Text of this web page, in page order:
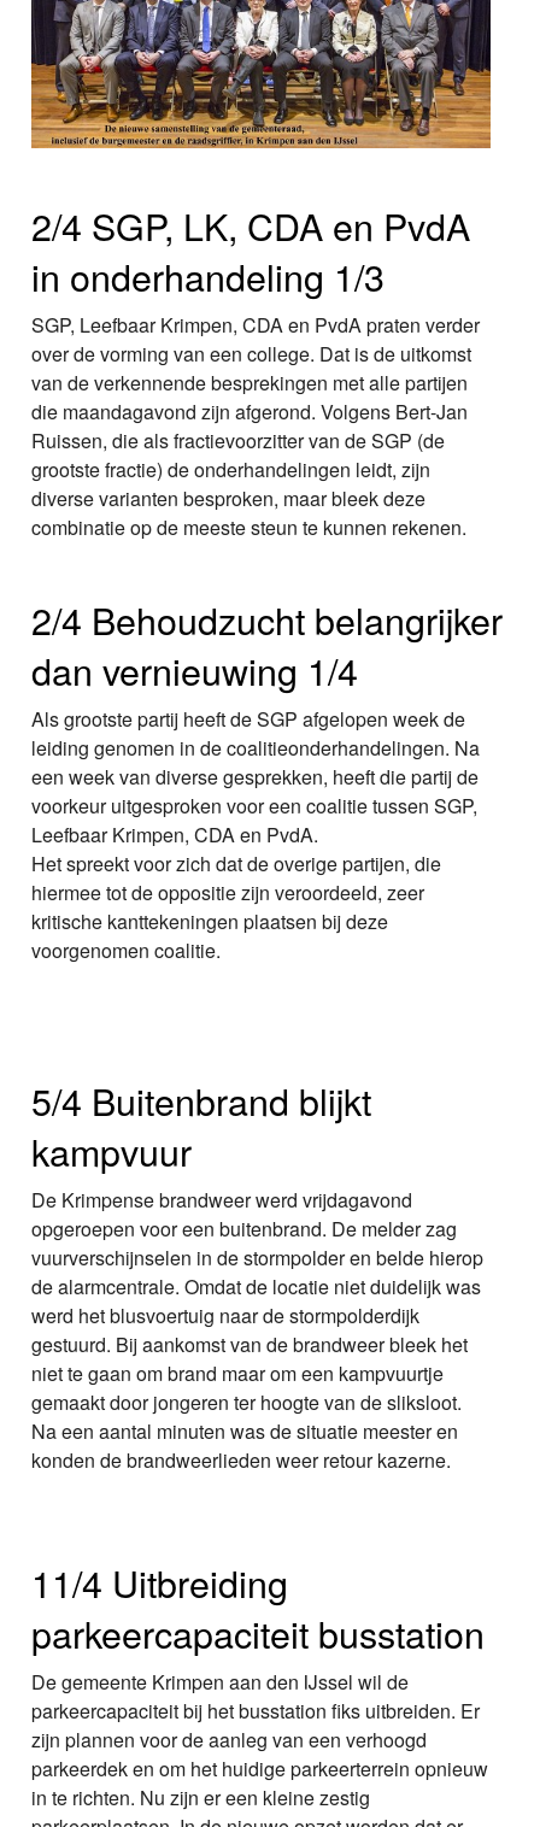
2/4 SGP, LK, CDA en PvdA
in onderhandeling 1/3
SGP, Leefbaar Krimpen, CDA en PvdA praten verder
over de vorming van een college. Dat is de uitkomst
van de verkennende besprekingen met alle partijen
die maandagavond zijn afgerond. Volgens Bert-Jan
Ruissen, die als fractievoorzitter van de SGP (de
grootste fractie) de onderhandelingen leidt, zijn
diverse varianten besproken, maar bleek deze
combinatie op de meeste steun te kunnen rekenen.
2/4 Behoudzucht belangrijker
dan vernieuwing 1/4
Als grootste partij heeft de SGP afgelopen week de
leiding genomen in de coalitieonderhandelingen. Na
een week van diverse gesprekken, heeft die partij de
voorkeur uitgesproken voor een coalitie tussen SGP,
Leefbaar Krimpen, CDA en PvdA.
Het spreekt voor zich dat de overige partijen, die
hiermee tot de oppositie zijn veroordeeld, zeer
kritische kanttekeningen plaatsen bij deze
voorgenomen coalitie.
5/4 Buitenbrand blijkt
kampvuur
De Krimpense brandweer werd vrijdagavond
opgeroepen voor een buitenbrand. De melder zag
vuurverschijnselen in de stormpolder en belde hierop
de alarmcentrale. Omdat de locatie niet duidelijk was
werd het blusvoertuig naar de stormpolderdijk
gestuurd. Bij aankomst van de brandweer bleek het
niet te gaan om brand maar om een kampvuurtje
gemaakt door jongeren ter hoogte van de sliksloot.
Na een aantal minuten was de situatie meester en
konden de brandweerlieden weer retour kazerne.
11/4 Uitbreiding
parkeercapaciteit busstation
De gemeente Krimpen aan den IJssel wil de
parkeercapaciteit bij het busstation fiks uitbreiden. Er
zijn plannen voor de aanleg van een verhoogd
parkeerdek en om het huidige parkeerterrein opnieuw
in te richten. Nu zijn er een kleine zestig